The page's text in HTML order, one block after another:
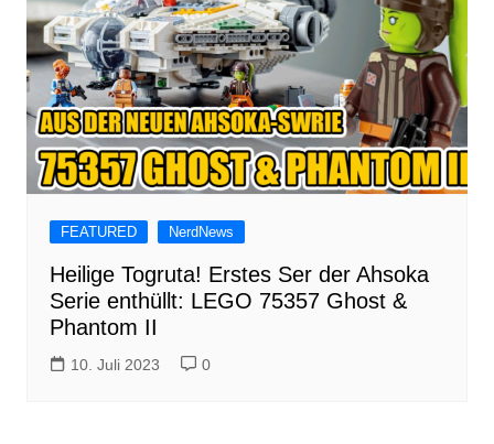
FEATURED NerdNews
Heilige Togruta! Erstes Ser der Ahsoka
Serie enthüllt: LEGO 75357 Ghost &
Phantom II
10. Juli 2023 0